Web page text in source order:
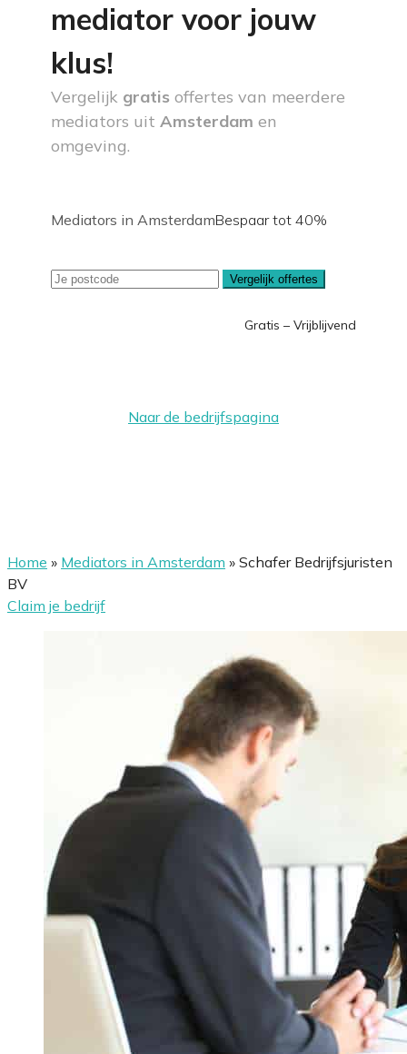
mediator voor jouw
klus!
Vergelijk gratis offertes van meerdere
mediators uit Amsterdam en
omgeving.
Mediators in AmsterdamBespaar tot 40%
Vergelijk offertes
Gratis – Vrijblijvend
Naar de bedrijfspagina
Home » Mediators in Amsterdam » Schafer Bedrijfsjuristen
BV
Claim je bedrijf